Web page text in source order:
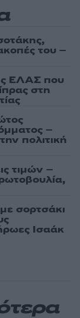
του –
ΕΛΑΣ που
στη
–
πολιτική
τιμών –
σορτσάκι
Ισαάκ